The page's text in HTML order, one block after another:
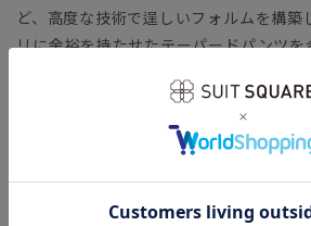
ど、高度な技術で逞しいフォルムを構
リに余裕を持たせたテーパードパンツ
ウール100％ならではの滑らかな風合い
ルシーズン着用しやすい適度な目付と、